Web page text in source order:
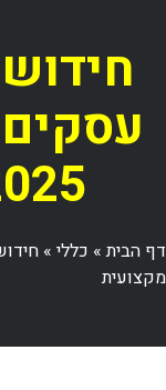
2025: סקירה
דף הבית» כללי »
מקצועית